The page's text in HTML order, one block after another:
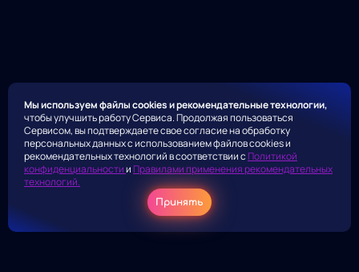
Мы используем файлы cookies и рекомендательные технологии,
чтобы улучшить работу Сервиса. Продолжая пользоваться
Сервисом, вы подтверждаете свое согласие на обработку
персональных данных с использованием файлов cookies и
рекомендательных технологий в соответствии с Политикой
конфиденциальностии Правилами применения рекомендательных
технологий.
Принять